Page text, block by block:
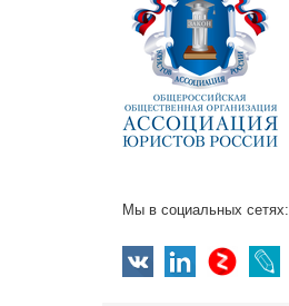
Мы в социальных сетях: